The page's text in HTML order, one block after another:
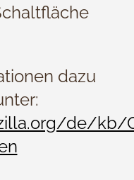
dazu
de/kb/